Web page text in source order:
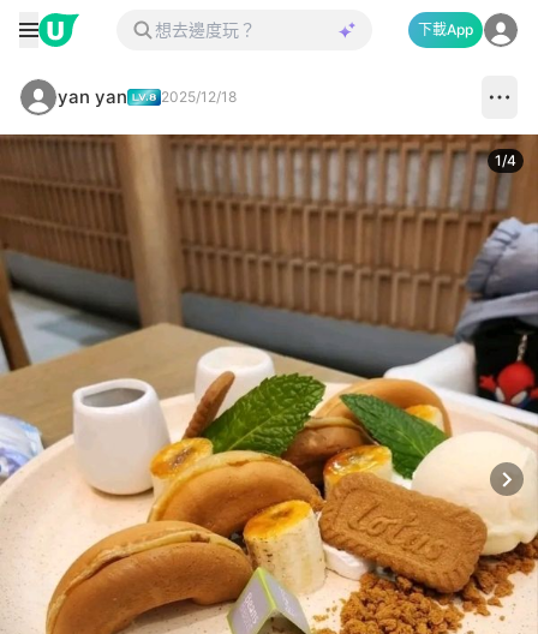
下載App
yan yan 2025/12/18
1/4